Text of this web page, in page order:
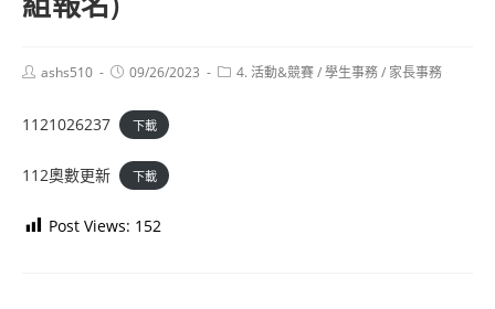
Postashs510
Post09/26/2023
Post4. 活動&競賽/學生事務/ 家長事務
1121026237 下載
112奧數更新 下載
Post Views: 152